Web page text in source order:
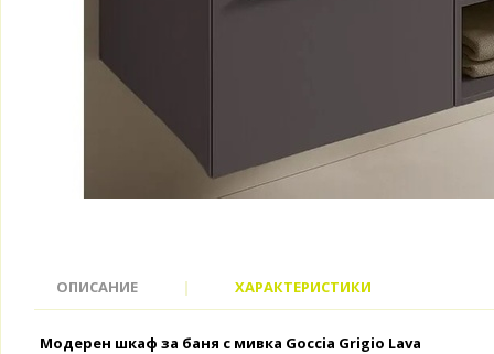
ОПИСАНИЕ | ХАРАКТЕРИСТИКИ
Модерен шкаф за баня с мивка Goccia Grigio Lava